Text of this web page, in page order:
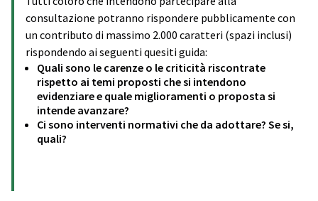
consultazione potranno rispondere pubblicamente con
un contributo di massimo 2.000 caratteri (spazi inclusi)
rispondendo ai seguenti quesiti guida:
Quali sono le carenze o le criticità riscontrate
rispetto ai temi proposti che si intendono
evidenziare e quale miglioramenti o proposta si
intende avanzare?
Ci sono interventi normativi che da adottare? Se si,
quali?